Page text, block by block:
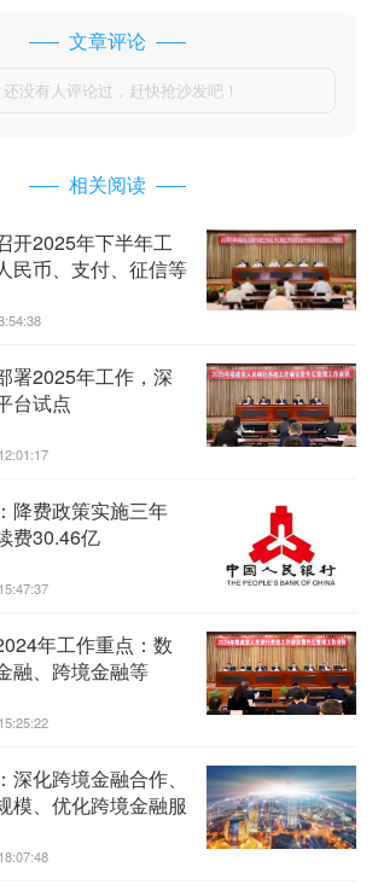
文章评论
还没有人评论过，赶快抢沙发吧！
相关阅读
开2025年下半年工
民币、支付、征信等
署2025年工作，深
台试点
降费政策实施三年
费30.46亿
年工作重点：数
融、跨境金融等
化跨境金融合作、
模、优化跨境金融服